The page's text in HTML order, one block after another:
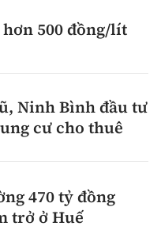
hơn 500 đồng/lít
Ninh Bình đầu tư
cư cho thuê
470 tỷ đồng
trở ở Huế